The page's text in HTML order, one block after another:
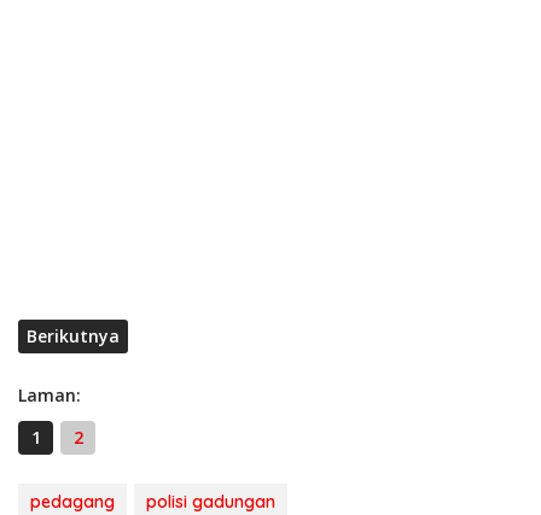
Berikutnya
Laman:
1
2
pedagang polisi gadungan